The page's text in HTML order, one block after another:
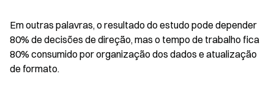
Em outras palavras, o resultado do estudo pode depender
80% de decisões de direção, mas o tempo de trabalho fica
80% consumido por organização dos dados e atualização
de formato.